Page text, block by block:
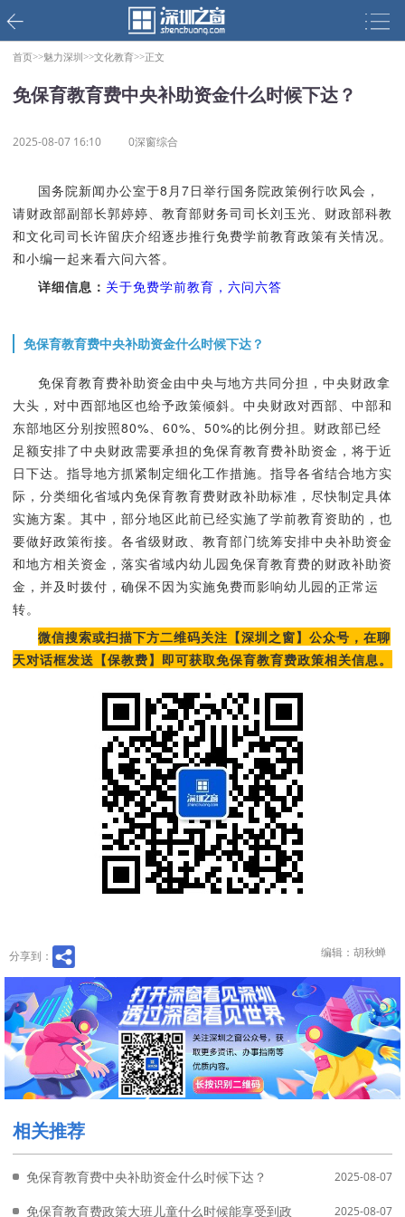
首页>>魅力深圳>>文化教育>>正文
免保育教育费中央补助资金什么时候下达？
2025-08-07 16:10 0深窗综合
国务院新闻办公室于8月7日举行国务院政策例行吹风会，
请财政部副部长郭婷婷、教育部财务司司长刘玉光、财政部科教
和文化司司长许留庆介绍逐步推行免费学前教育政策有关情况。
和小编一起来看六问六答。
详细信息： 关于免费学前教育，六问六答
免保育教育费中央补助资金什么时候下达？
免保育教育费补助资金由中央与地方共同分担，中央财政拿
大头，对中西部地区也给予政策倾斜。中央财政对西部、中部和
东部地区分别按照80%、60%、50%的比例分担。财政部已经
足额安排了中央财政需要承担的免保育教育费补助资金，将于近
日下达。指导地方抓紧制定细化工作措施。指导各省结合地方实
际，分类细化省域内免保育教育费财政补助标准，尽快制定具体
实施方案。其中，部分地区此前已经实施了学前教育资助的，也
要做好政策衔接。各省级财政、教育部门统筹安排中央补助资金
和地方相关资金，落实省域内幼儿园免保育教育费的财政补助资
金，并及时拨付，确保不因为实施免费而影响幼儿园的正常运
转。
微信搜索或扫描下方二维码关注【深圳之窗】公众号，在聊
天对话框发送【保教费】即可获取免保育教育费政策相关信息。
分享到： 编辑：胡秋蝉
相关推荐
免保育教育费中央补助资金什么时候下达？ 2025-08-07
免保育教育费政策大班儿童什么时候能享受到政策红利？2025-08-07